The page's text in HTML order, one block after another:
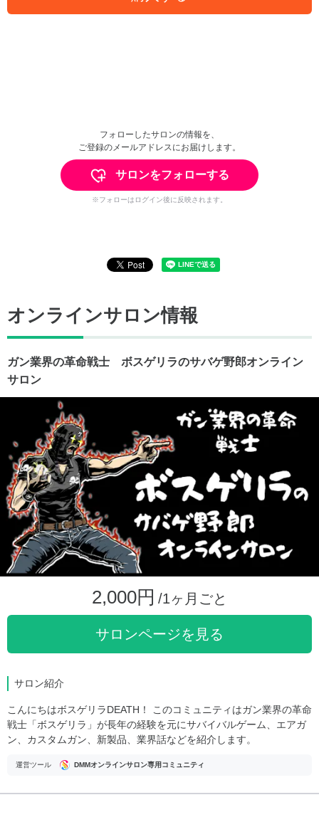
フォローしたサロンの情報を、
ご登録のメールアドレスにお届けします。
サロンをフォローする
※フォローはログイン後に反映されます。
オンラインサロン情報
ガン業界の革命戦士 ボスゲリラのサバゲ野郎オンライン
サロン
2,000円 /1ヶ月ごと
サロンページを見る
サロン紹介
こんにちはボスゲリラDEATH！ このコミュニティはガン業界の革命
戦士「ボスゲリラ」が長年の経験を元にサバイバルゲーム、エアガ
ン、カスタムガン、新製品、業界話などを紹介します。
運営ツール DMMオンラインサロン専用コミュニティ